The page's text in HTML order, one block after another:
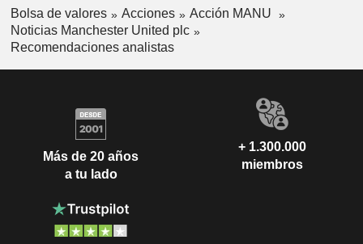
Bolsa de valores Acciones
Acción MANU
Noticias Manchester United plc
Recomendaciones analistas
Más de 20 años
a tu lado
+ 1.300.000
miembros